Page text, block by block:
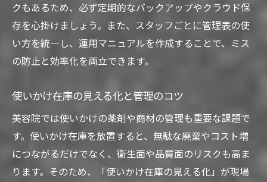
クもあるため、必ず定期的なバックアップやクラウド保
存を心掛けましょう。また、スタッフごとに管理表の使
い方を統一し、運用マニュアルを作成することで、ミス
の防止と効率化を両立できます。
使いかけ在庫の見える化と管理のコツ
美容院では使いかけの薬剤や商材の管理も重要な課題で
す。使いかけ在庫を放置すると、無駄な廃棄やコスト増
につながるだけでなく、衛生面や品質面のリスクも高ま
ります。そのため、「使いかけ在庫の見える化」が現場